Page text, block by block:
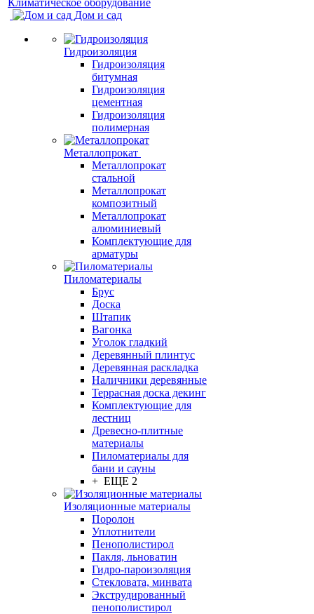
Климатическое оборудование
Дом и сад
Гидроизоляция
Гидроизоляция
битумная
Гидроизоляция
цементная
Гидроизоляция
полимерная
Металлопрокат
Металлопрокат
стальной
Металлопрокат
композитный
Металлопрокат
алюминиевый
Комплектующие для
арматуры
Пиломатериалы
Брус
Доска
Штапик
Вагонка
Уголок гладкий
Деревянный плинтус
Деревянная раскладка
Наличники деревянные
Террасная доска декинг
Комплектующие для
лестниц
Древесно-плитные
материалы
Пиломатериалы для
бани и сауны
+ ЕЩЕ 2
Изоляционные материалы
Поролон
Уплотнители
Пенополистирол
Пакля, льноватин
Гидро-пароизоляция
Стекловата, минвата
Экструдированный
пенополистирол